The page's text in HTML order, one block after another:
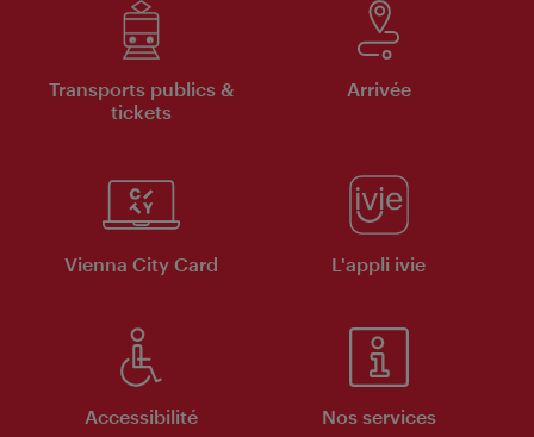
Transports publics &
tickets
Arrivée
Vienna City Card L'appli ivie
Accessibilité Nos services